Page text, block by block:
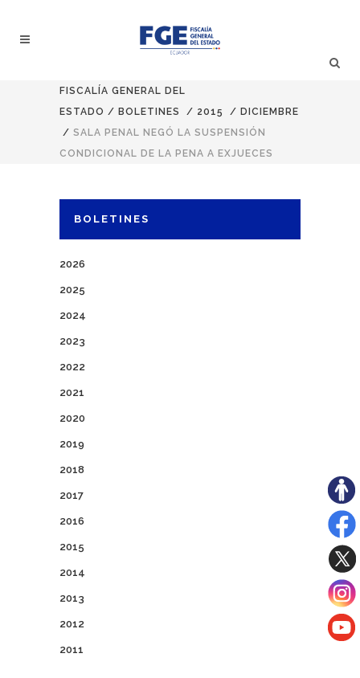
FISCALÍA GENERAL DEL
ESTADO / BOLETINES / 2015 / DICIEMBRE
/ SALA PENAL NEGÓ LA SUSPENSIÓN
CONDICIONAL DE LA PENA A EXJUECES
BOLETINES
2026
2025
2024
2023
2022
2021
2020
2019
2018
2017
2016
2015
2014
2013
2012
2011